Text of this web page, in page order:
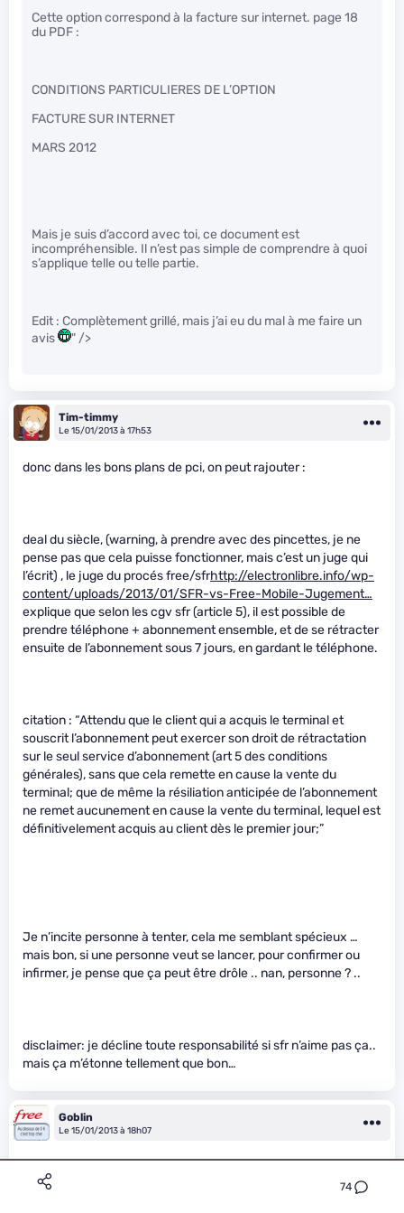
74
Cette option correspond à la facture sur internet. page 18
du PDF :
CONDITIONS PARTICULIERES DE L’OPTION
FACTURE SUR INTERNET
MARS 2012
Mais je suis d’accord avec toi, ce document est
incompréhensible. Il n’est pas simple de comprendre à quoi
s’applique telle ou telle partie.
Edit : Complètement grillé, mais j’ai eu du mal à me faire un
avis
" />
Tim-timmy
Le 15/01/2013 à 17h53
donc dans les bons plans de pci, on peut rajouter :
deal du siècle, (warning, à prendre avec des pincettes, je ne
pense pas que cela puisse fonctionner, mais c’est un juge qui
l’écrit) , le juge du procés free/sfrhttp://electronlibre.info/wp-
content/uploads/2013/01/SFR-vs-Free-Mobile-Jugement…
explique que selon les cgv sfr (article 5), il est possible de
prendre téléphone + abonnement ensemble, et de se rétracter
ensuite de l’abonnement sous 7 jours, en gardant le téléphone.
citation : “Attendu que le client qui a acquis le terminal et
souscrit l’abonnement peut exercer son droit de rétractation
sur le seul service d’abonnement (art 5 des conditions
générales), sans que cela remette en cause la vente du
terminal; que de même la résiliation anticipée de l’abonnement
ne remet aucunement en cause la vente du terminal, lequel est
définitivelement acquis au client dès le premier jour;”
Je n’incite personne à tenter, cela me semblant spécieux …
mais bon, si une personne veut se lancer, pour confirmer ou
infirmer, je pense que ça peut être drôle .. nan, personne ? ..
disclaimer: je décline toute responsabilité si sfr n’aime pas ça..
mais ça m’étonne tellement que bon…
Goblin
Le 15/01/2013 à 18h07